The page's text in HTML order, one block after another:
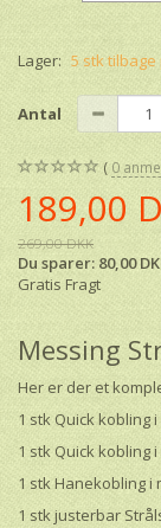
Lager: 5 stk
Antal
0
189,00
269,00 DKK
Du sparer: 80,00
Gratis Fragt
Messing
Her er der et
1 stk Quick kobling
1 stk Quick kobling
1 stk Hanekobling i
1 stk justerbar